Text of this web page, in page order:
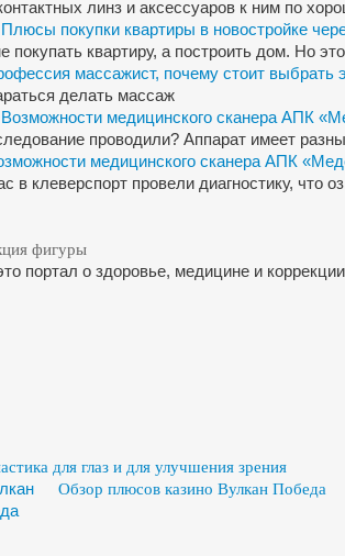
линз и аксессуаров к ним по
Плюсы покупки квартиры в новостройке
покупать квартиру, а построить дом. Но
массажист, почему стоит выбрать
делать массаж
Возможности медицинского сканера АПК
проводили? Аппарат имеет
медицинского сканера АПК
в клеверспорт провели диагностику, что
фигуры
портал о здоровье, медицине и
для глаз и для улучшения зрения
Обзор плюсов казино Вулкан Победа